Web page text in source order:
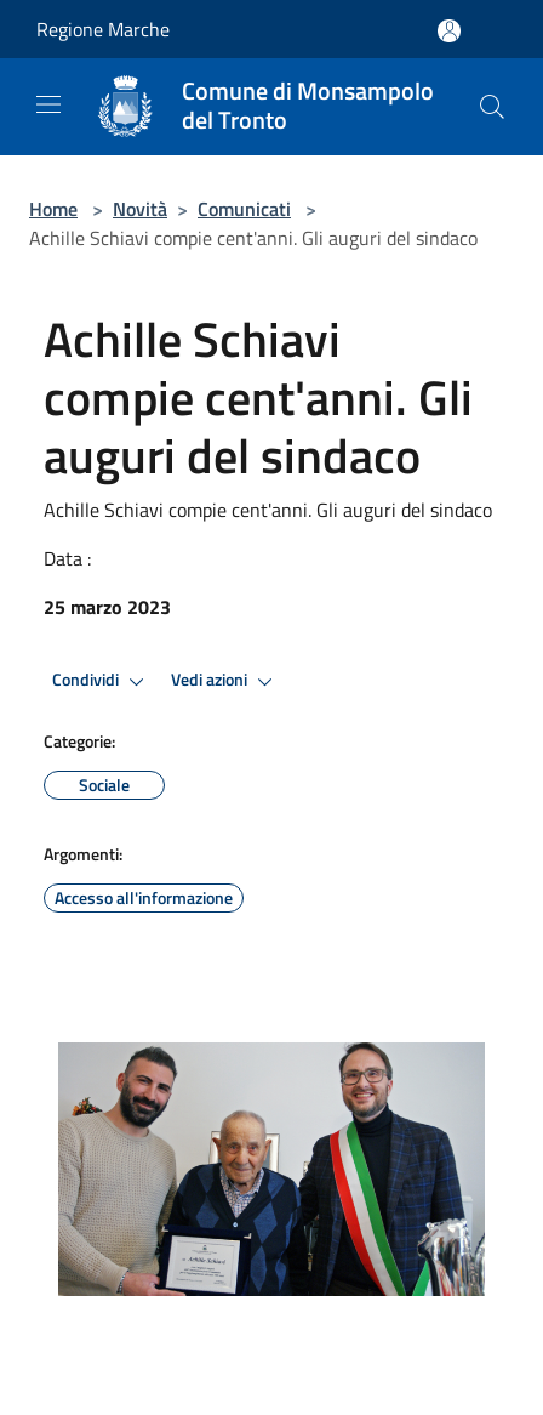
Regione Marche
Comune di Monsampolo
del Tronto
Home > Novità > Comunicati >
Achille Schiavi compie cent'anni. Gli auguri del sindaco
Achille Schiavi
compie cent'anni. Gli
auguri del sindaco
Achille Schiavi compie cent'anni. Gli auguri del sindaco
Data :
25 marzo 2023
Condividi Vedi azioni
Categorie:
Sociale
Argomenti:
Accesso all'informazione